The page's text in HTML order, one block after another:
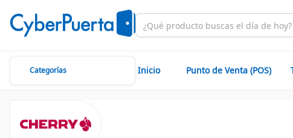
Categorías Inicio Punto de Venta (POS)